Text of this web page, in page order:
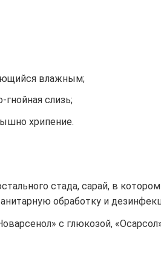
влажным;
гнойная слизь;
хрипение.
стада, сарай, в
обработку и
с глюкозой,